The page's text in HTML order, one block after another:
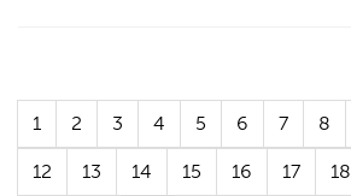
1 2 3 4 5 6 7 8
12 13 14 15 16 17 18